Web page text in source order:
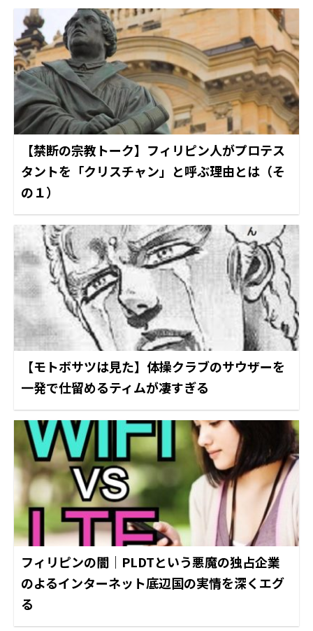
【禁断の宗教トーク】フィリピン人がプロテス
タントを「クリスチャン」と呼ぶ理由とは（そ
の１）
【モトボサツは見た】体操クラブのサウザーを
一発で仕留めるティムが凄すぎる
フィリピンの闇｜PLDTという悪魔の独占企業
のよるインターネット底辺国の実情を深くエグ
る